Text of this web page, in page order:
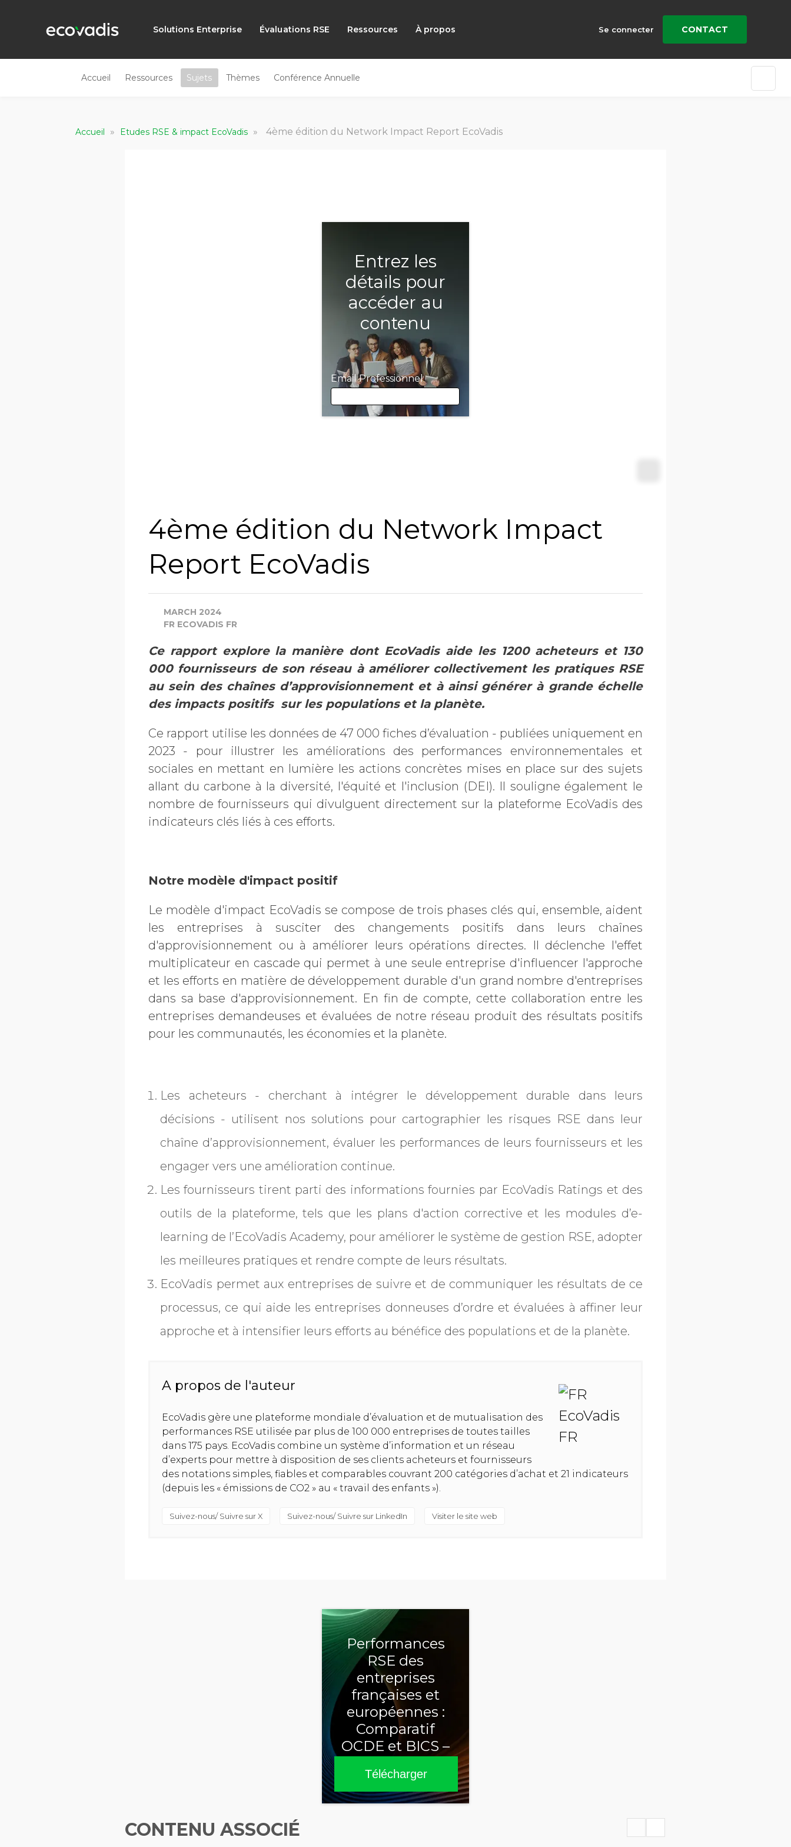
Solutions Enterprise Évaluations RSE Ressources À propos Se connecter CONTACT
Accueil Ressources Sujets Thèmes Conférence Annuelle
Accueil » Etudes RSE & impact EcoVadis » 4ème édition du Network Impact Report EcoVadis
Entrez les
détails pour
accéder au
contenu
Email Professionnel
Nom
Industrie
Profession
Pays
4ème édition du Network Impact
Report EcoVadis
MARCH 2024
FR ECOVADIS FR
Ce rapport explore la manière dont EcoVadis aide les 1200 acheteurs et 130
000 fournisseurs de son réseau à améliorer collectivement les pratiques RSE
au sein des chaînes d’approvisionnement et à ainsi générer à grande échelle
des impacts positifs sur les populations et la planète.
Ce rapport utilise les données de 47 000 fiches d’évaluation - publiées uniquement en
2023 - pour illustrer les améliorations des performances environnementales et
sociales en mettant en lumière les actions concrètes mises en place sur des sujets
allant du carbone à la diversité, l'équité et l'inclusion (DEI). Il souligne également le
nombre de fournisseurs qui divulguent directement sur la plateforme EcoVadis des
indicateurs clés liés à ces efforts.
Notre modèle d'impact positif
Le modèle d'impact EcoVadis se compose de trois phases clés qui, ensemble, aident
les entreprises à susciter des changements positifs dans leurs chaînes
d'approvisionnement ou à améliorer leurs opérations directes. Il déclenche l'effet
multiplicateur en cascade qui permet à une seule entreprise d'influencer l'approche
et les efforts en matière de développement durable d'un grand nombre d'entreprises
dans sa base d'approvisionnement. En fin de compte, cette collaboration entre les
entreprises demandeuses et évaluées de notre réseau produit des résultats positifs
pour les communautés, les économies et la planète.
Les acheteurs - cherchant à intégrer le développement durable dans leurs
décisions - utilisent nos solutions pour cartographier les risques RSE dans leur
chaîne d’approvisionnement, évaluer les performances de leurs fournisseurs et les
engager vers une amélioration continue.
Les fournisseurs tirent parti des informations fournies par EcoVadis Ratings et des
outils de la plateforme, tels que les plans d'action corrective et les modules d’e-
learning de l’EcoVadis Academy, pour améliorer le système de gestion RSE, adopter
les meilleures pratiques et rendre compte de leurs résultats.
EcoVadis permet aux entreprises de suivre et de communiquer les résultats de ce
processus, ce qui aide les entreprises donneuses d’ordre et évaluées à affiner leur
approche et à intensifier leurs efforts au bénéfice des populations et de la planète.
A propos de l'auteur
EcoVadis gère une plateforme mondiale d’évaluation et de mutualisation des
performances RSE utilisée par plus de 100 000 entreprises de toutes tailles
dans 175 pays. EcoVadis combine un système d’information et un réseau
d’experts pour mettre à disposition de ses clients acheteurs et fournisseurs
des notations simples, fiables et comparables couvrant 200 catégories d’achat et 21 indicateurs
(depuis les « émissions de CO2 » au « travail des enfants »).
Suivez-nous/ Suivre sur X Suivez-nous/ Suivre sur LinkedIn Visiter le site web
Performances
RSE des
entreprises
françaises et
européennes :
Comparatif
OCDE et BICS –
2025
Télécharger
CONTENU ASSOCIÉ